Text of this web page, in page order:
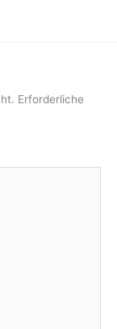
Erforderliche